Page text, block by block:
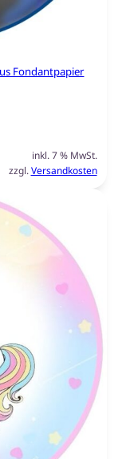
Fondantpapier
inkl. 7 % MwSt.
zzgl.Versandkosten